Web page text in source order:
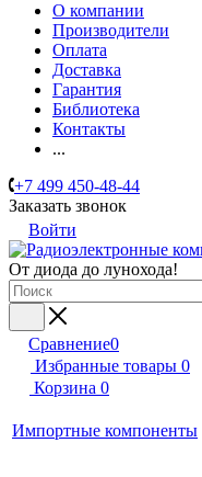
О компании
Производители
Оплата
Доставка
Гарантия
Библиотека
Контакты
...
+7 499 450-48-44
Заказать звонок
Войти
От диода до лунохода!
Сравнение0
Избранные товары 0
Корзина 0
Импортные компоненты